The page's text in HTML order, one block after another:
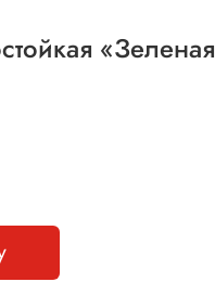
«Зеленая